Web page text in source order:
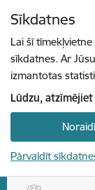
Sīkdatnes
Lai šī
sīkdatnes. Ar
izmantotas
Lūdzu,
Pārvaldīt